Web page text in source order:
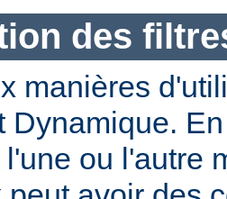
des
manières
Dynamique.
ou l'autre